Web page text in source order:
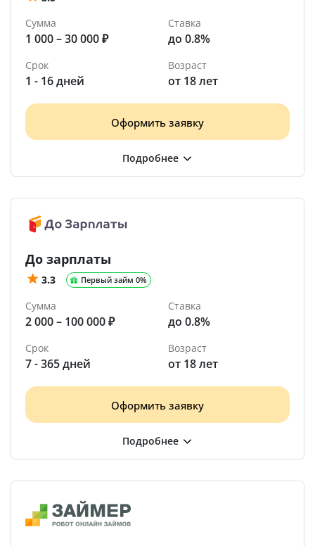
Сумма
1 000 – 30 000 ₽
Ставка
до 0.8%
Срок
1 - 16 дней
Возраст
от 18 лет
Оформить заявку
До зарплаты
3.3 Первый займ 0%
Сумма
2 000 – 100 000 ₽
Ставка
до 0.8%
Срок
7 - 365 дней
Возраст
от 18 лет
Оформить заявку